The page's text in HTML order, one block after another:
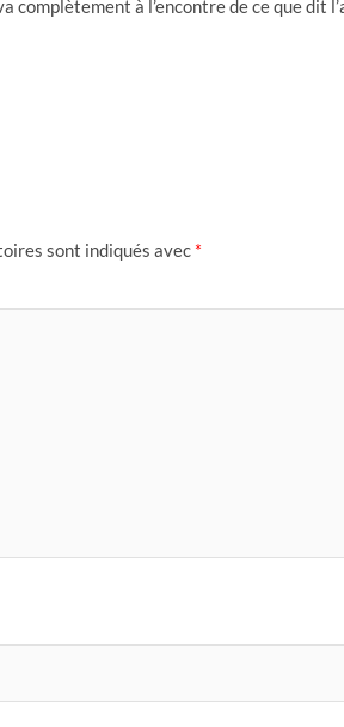
à l’encontre de ce que dit
sont indiqués avec *